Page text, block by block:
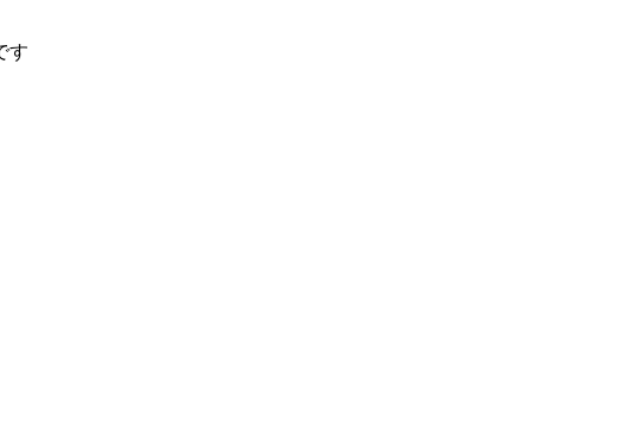
す